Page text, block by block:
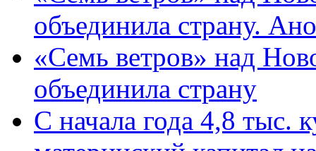
объединила страну.
«Семь ветров» над
объединила страну
С начала года 4,8 тыс.